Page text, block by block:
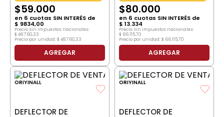
$59.000
en 6 cuotas SIN INTERÉS de
$ 9834,00
Precio sin impuestos nacionales:
$ 48.760,33
Precio por unidad: $ 48.760,33
AGREGAR
$80.000
en 6 cuotas SIN INTERÉS de
$ 13.334
Precio sin impuestos nacionales:
$ 66.115,70
Precio por unidad:$ 66.115,70
AGREGAR
ORIYINALL
DEFLECTOR DE
ORIYINALL
DEFLECTOR DE